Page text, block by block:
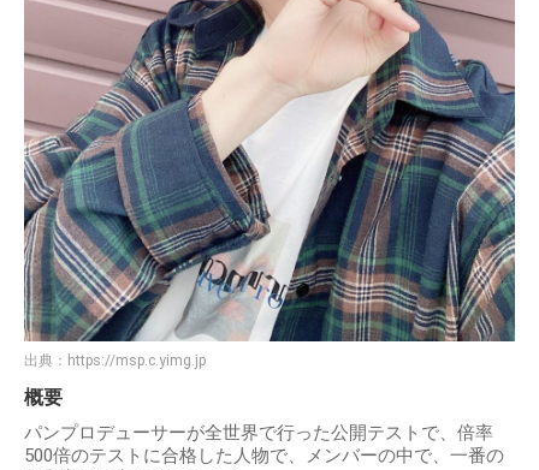
出典： https://msp.c.yimg.jp
概要
パンプロデューサーが全世界で行った公開テストで、倍率
500倍のテストに合格した人物で、メンバーの中で、一番の